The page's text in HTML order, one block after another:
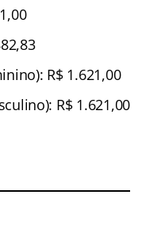
R$ 1.621,00
R$ 1.621,00